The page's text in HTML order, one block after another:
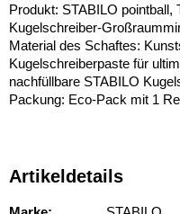
Produkt: STABILO pointball,
Kugelschreiber-
Material des Schaftes:
Kugelschreiberpaste für
nachfüllbare STABILO
Packung: Eco-Pack mit 1
Artikeldetails